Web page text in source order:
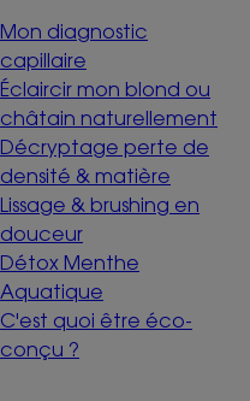
Mon diagnostic
capillaire
Éclaircir mon blond ou
châtain naturellement
Décryptage perte de
densité & matière
Lissage & brushing en
douceur
Détox Menthe
Aquatique
C'est quoi être éco-
conçu ?